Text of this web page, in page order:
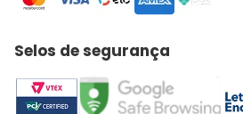
Selos de segurança